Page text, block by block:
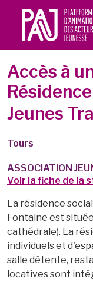
Accès à
Jeunes
Tours
ASSOCIATION
Voir la fiche de la
La résidence
Fontaine est
cathédrale). La
individuels et
salle détente,
locatives sont